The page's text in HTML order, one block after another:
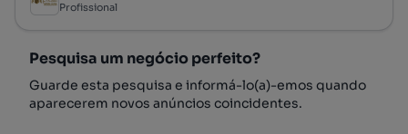
Profissional
Pesquisa um negócio perfeito?
Guarde esta pesquisa e informá-lo(a)-emos quando
aparecerem novos anúncios coincidentes.